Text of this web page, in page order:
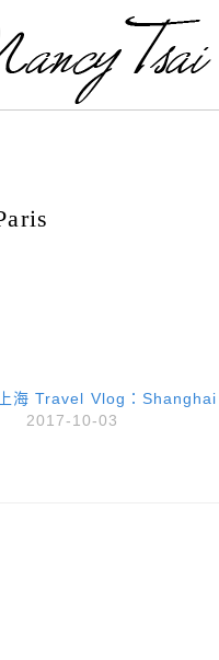
海 Travel Vlog：Shanghai
2017-10-03